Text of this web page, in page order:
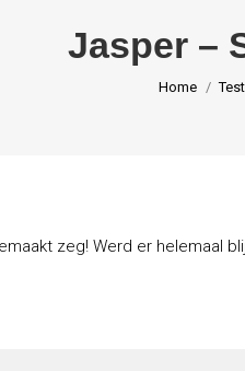
Jasper –
You are
Home
zeg! Werd er helemaal